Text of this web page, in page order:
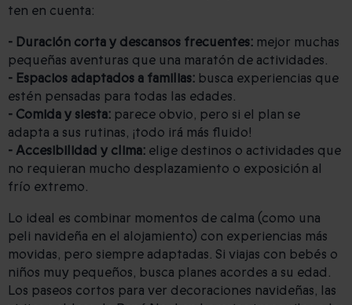
ten en cuenta:
- Duración corta y descansos frecuentes: mejor muchas
pequeñas aventuras que una maratón de actividades.
- Espacios adaptados a familias: busca experiencias que
estén pensadas para todas las edades.
- Comida y siesta: parece obvio, pero si el plan se
adapta a sus rutinas, ¡todo irá más fluido!
- Accesibilidad y clima: elige destinos o actividades que
no requieran mucho desplazamiento o exposición al
frío extremo.
Lo ideal es combinar momentos de calma (como una
peli navideña en el alojamiento) con experiencias más
movidas, pero siempre adaptadas. Si viajas con bebés o
niños muy pequeños, busca planes acordes a su edad.
Los paseos cortos para ver decoraciones navideñas, las